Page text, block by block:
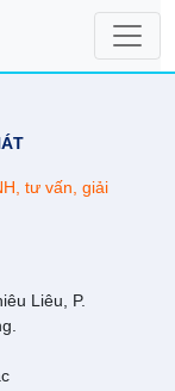
tư vấn, giải
Liêu, P.